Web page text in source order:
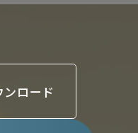
ロード